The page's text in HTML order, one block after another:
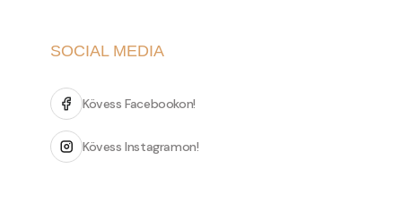
SOCIAL MEDIA
Kövess Facebookon!
Kövess Instagramon!